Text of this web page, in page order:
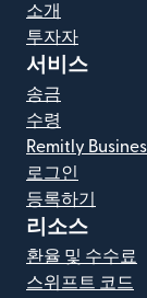
소개
투자자
서비스
송금
수령
Remitly
로그인
등록하기
리소스
환율 및 수수료
스위프트 코드